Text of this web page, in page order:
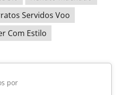
Servidos Voo
Com Estilo
por